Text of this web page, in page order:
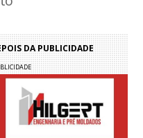
DA PUBLICIDADE